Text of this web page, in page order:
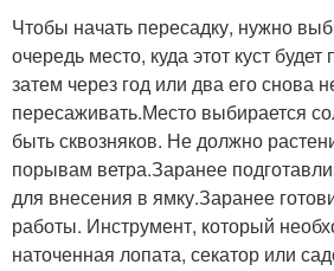
Чтобы начать пересадку, нужно
очередь место, куда этот куст
затем через год или два его снова
пересаживать.Место выбирается
быть сквозняков. Не должно
порывам ветра.Заранее
для внесения в ямку.Заранее
работы. Инструмент, который
наточенная лопата, секатор или